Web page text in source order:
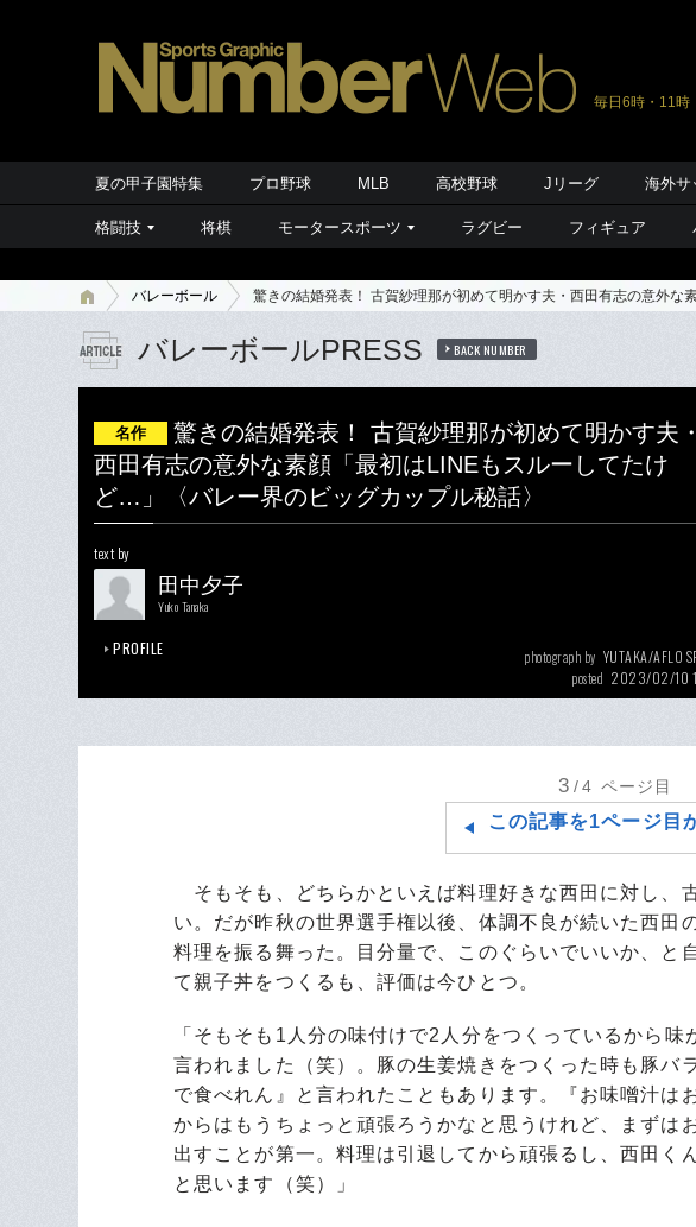
毎日6時・11時
夏の甲子園特集 プロ野球 MLB 高校野球 Jリーグ 海外サ
格闘技 将棋 モータースポーツ ラグビー フィギュア
バレーボール 驚きの結婚発表！ 古賀紗理那が初めて明かす夫・西田有志の意外
バレーボールPRESS BACK NUMBER
名作
驚きの結婚発表！ 古賀紗理那が初めて明かす夫・
西田有志の意外な素顔「最初はLINEもスルーしてたけ
ど…」〈バレー界のビッグカップル秘話〉
text by
田中夕子
Yuko Tanaka
PROFILE photograph by YUTAKA/AFLO
posted 2023/02/10
3 /4 ページ目
この記事を1ページ目
そもそも、どちらかといえば料理好きな西田に対し、
い。だが昨秋の世界選手権以後、体調不良が続いた西田
料理を振る舞った。目分量で、このぐらいでいいか、と
て親子丼をつくるも、評価は今ひとつ。
「そもそも1人分の味付けで2人分をつくっているから
言われました（笑）。豚の生姜焼きをつくった時も豚バ
で食べれん』と言われたこともあります。『お味噌汁は
からはもうちょっと頑張ろうかなと思うけれど、まずは
出すことが第一。料理は引退してから頑張るし、西田く
と思います（笑）」